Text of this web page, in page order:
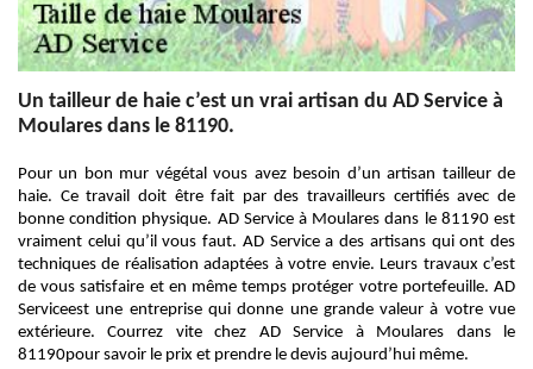
Un tailleur de haie c’est un vrai artisan du AD Service à
Moulares dans le 81190.
Pour un bon mur végétal vous avez besoin d’un artisan tailleur de
haie. Ce travail doit être fait par des travailleurs certifiés avec de
bonne condition physique. AD Service à Moulares dans le 81190 est
vraiment celui qu’il vous faut. AD Service a des artisans qui ont des
techniques de réalisation adaptées à votre envie. Leurs travaux c’est
de vous satisfaire et en même temps protéger votre portefeuille. AD
Serviceest une entreprise qui donne une grande valeur à votre vue
extérieure. Courrez vite chez AD Service à Moulares dans le
81190pour savoir le prix et prendre le devis aujourd’hui même.